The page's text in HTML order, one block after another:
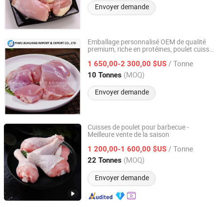
Envoyer demande
Emballage personnalisé OEM de qualité
premium, riche en protéines, poulet cuisse
rapidement et nutritif
1 650,00-2 300,00 $US / Tonne
10 Tonnes (MOQ)
Envoyer demande
Yiwu Jiuhuang Import and Export Co., Ltd.
Zhejiang, China
Cuisses de poulet pour barbecue -
Meilleure vente de la saison
1 200,00-1 600,00 $US / Tonne
22 Tonnes (MOQ)
Envoyer demande
Pintong International Trade (Qingdao) Co, Ltd.
Shandong, China Depuis 2025